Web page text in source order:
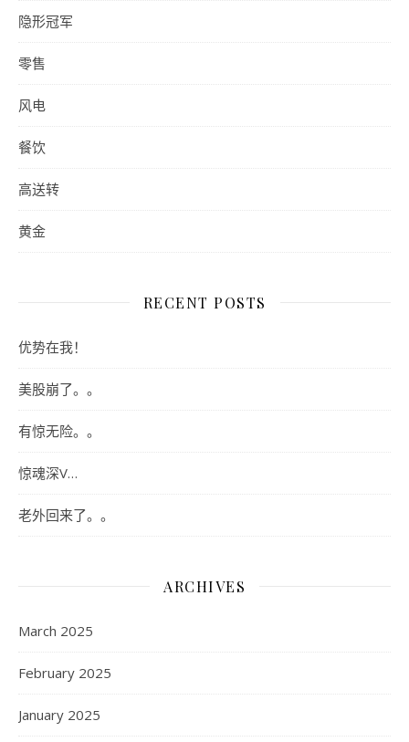
隐形冠军
零售
风电
餐饮
高送转
黄金
RECENT POSTS
优势在我！
美股崩了。。
有惊无险。。
惊魂深V…
老外回来了。。
ARCHIVES
March 2025
February 2025
January 2025